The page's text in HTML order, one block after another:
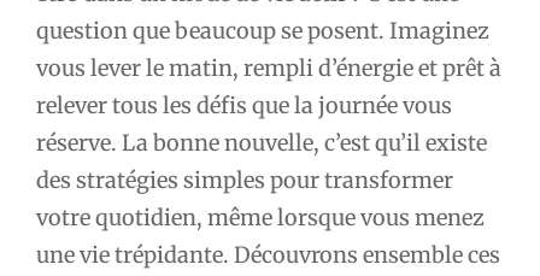
question que beaucoup se posent. Imaginez
vous lever le matin, rempli d’énergie et prêt à
relever tous les défis que la journée vous
réserve. La bonne nouvelle, c’est qu’il existe
des stratégies simples pour transformer
votre quotidien, même lorsque vous menez
une vie trépidante. Découvrons ensemble ces